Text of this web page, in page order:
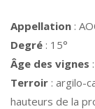
Appellation :
Degré : 15°
Âge des vignes
Terroir : argilo-
hauteurs de la